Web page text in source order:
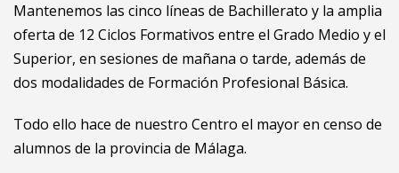
Mantenemos las cinco líneas de Bachillerato y la amplia
oferta de 12 Ciclos Formativos entre el Grado Medio y el
Superior, en sesiones de mañana o tarde, además de
dos modalidades de Formación Profesional Básica.
Todo ello hace de nuestro Centro el mayor en censo de
alumnos de la provincia de Málaga.